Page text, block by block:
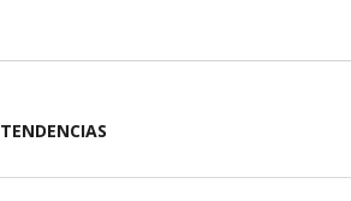
TENDENCIAS